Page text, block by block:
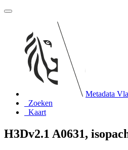
Metadata
Zoeken
Kaart
H3Dv2.1 A0631,